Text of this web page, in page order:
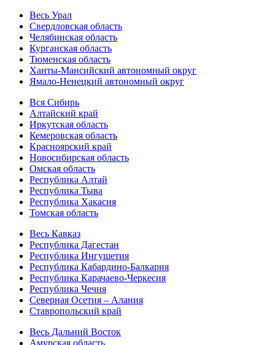
Весь Урал
Свердловская область
Челябинская область
Курганская область
Тюменская область
Ханты-Мансийский автономный округ
Ямало-Ненецкий автономный округ
Вся Сибирь
Алтайский край
Иркутская область
Кемеровская область
Красноярский край
Новосибирская область
Омская область
Республика Алтай
Республика Тыва
Республика Хакасия
Томская область
Весь Кавказ
Республика Дагестан
Республика Ингушетия
Республика Кабардино-Балкария
Республика Карачаево-Черкесия
Республика Чечня
Северная Осетия – Алания
Ставропольский край
Весь Дальний Восток
Амурская область